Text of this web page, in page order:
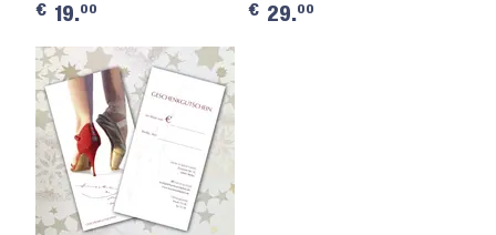
€ 19.00 € 29.00